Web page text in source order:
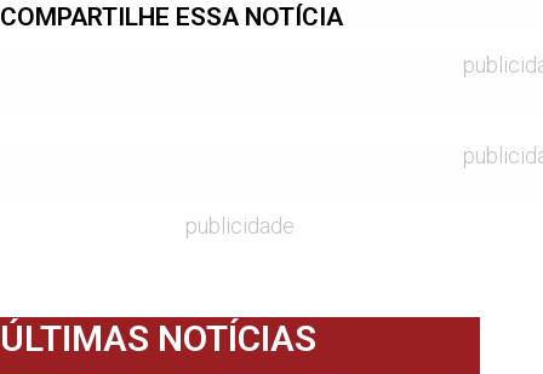
COMPARTILHE ESSA NOTÍCIA
publicidade
ÚLTIMAS NOTÍCIAS